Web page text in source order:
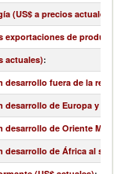
(US$ a precios actuales)
exportaciones de productos)
actuales):
desarrollo fuera de la
de Europa y
de Oriente
de África al sur